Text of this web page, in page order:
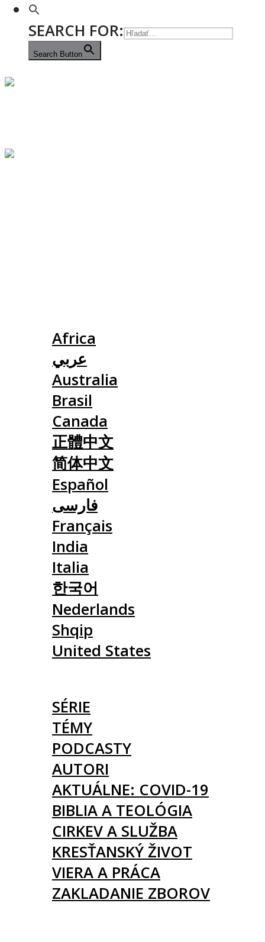
SEARCH FOR:
Search Button
Africa
عربي
Australia
Brasil
Canada
正體中文
简体中文
Español
فارسی
Français
India
Italia
한국어
Nederlands
Shqip
United States
SÉRIE
TÉMY
PODCASTY
AUTORI
AKTUÁLNE: COVID-19
BIBLIA A TEOLÓGIA
CIRKEV A SLUŽBA
KRESŤANSKÝ ŽIVOT
VIERA A PRÁCA
ZAKLADANIE ZBOROV